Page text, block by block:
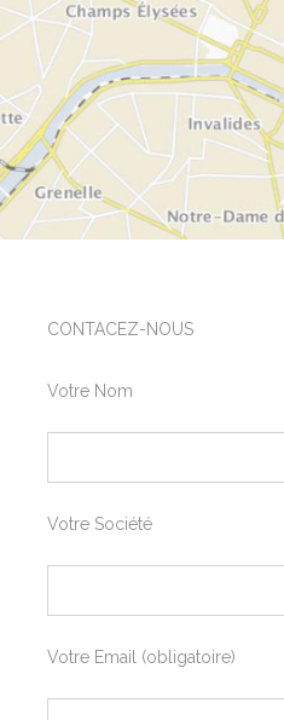
CONTACEZ-NOUS
Votre Nom
Votre Société
Votre Email (obligatoire)